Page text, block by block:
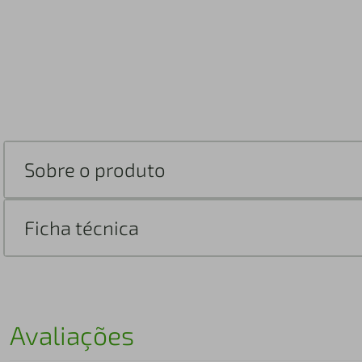
Sobre o produto
Ficha técnica
Avaliações